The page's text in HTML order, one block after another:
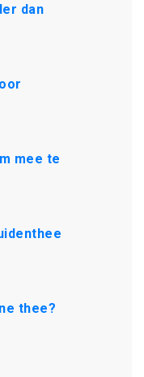
dan
mee te
thee?